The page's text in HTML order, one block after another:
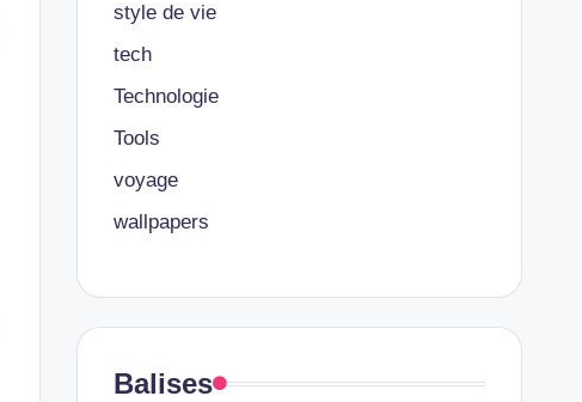
style de vie
tech
Technologie
Tools
voyage
wallpapers
Balises